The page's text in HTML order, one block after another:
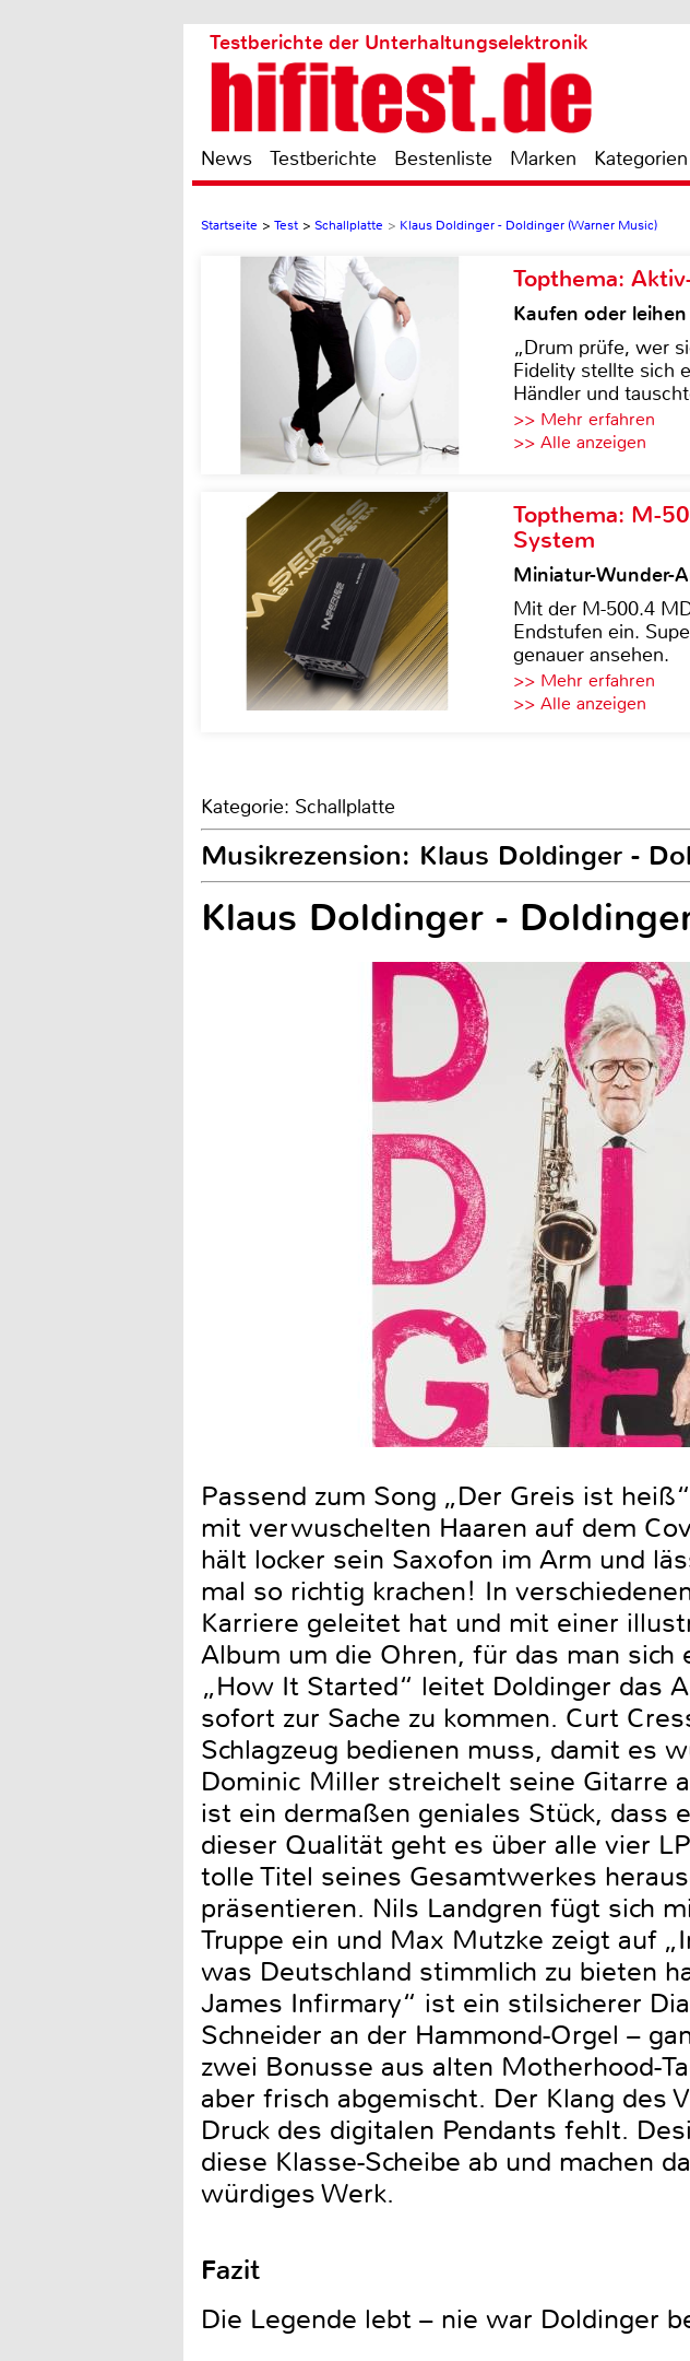
Testberichte der Unterhaltungselektronik
News Testberichte Bestenliste Marken Kategorien
Startseite > Test > Schallplatte > Klaus Doldinger - Doldinger (Warner Music)
Topthema:
Kaufen oder leihen
„Drum prüfe, wer
Fidelity stellte sich
Händler und
>> Mehr erfahren
>> Alle anzeigen
Topthema: M-
System
Miniatur-Wunder-
Mit der M-500.4
Endstufen ein.
genauer ansehen.
>> Mehr erfahren
>> Alle anzeigen
Kategorie: Schallplatte
Musikrezension: Klaus Doldinger -
Klaus Doldinger -
Passend zum Song „Der Greis ist
mit verwuschelten Haaren auf dem
hält locker sein Saxofon im Arm und
mal so richtig krachen! In
Karriere geleitet hat und mit einer
Album um die Ohren, für das man
„How It Started“ leitet Doldinger das
sofort zur Sache zu kommen. Curt
Schlagzeug bedienen muss, damit es
Dominic Miller streichelt seine Gitarre
ist ein dermaßen geniales Stück, dass
dieser Qualität geht es über alle vier
tolle Titel seines Gesamtwerkes
präsentieren. Nils Landgren fügt sich
Truppe ein und Max Mutzke zeigt auf
was Deutschland stimmlich zu bieten
James Infirmary“ ist ein stilsicherer
Schneider an der Hammond-Orgel –
zwei Bonusse aus alten Motherhood-
aber frisch abgemischt. Der Klang des
Druck des digitalen Pendants fehlt.
diese Klasse-Scheibe ab und machen
würdiges Werk.
Fazit
Die Legende lebt – nie war Doldinger